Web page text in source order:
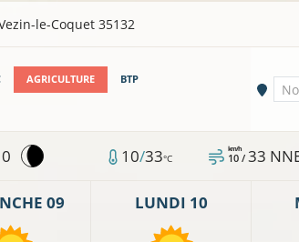
le-Coquet 35132
AGRICULTURE BTP
Ville
10/33°C 10 /
km/h 33
09 LUNDI 10